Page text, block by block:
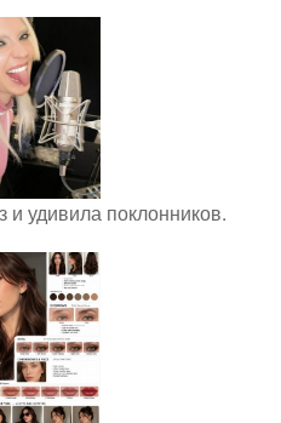
и удивила поклонников.